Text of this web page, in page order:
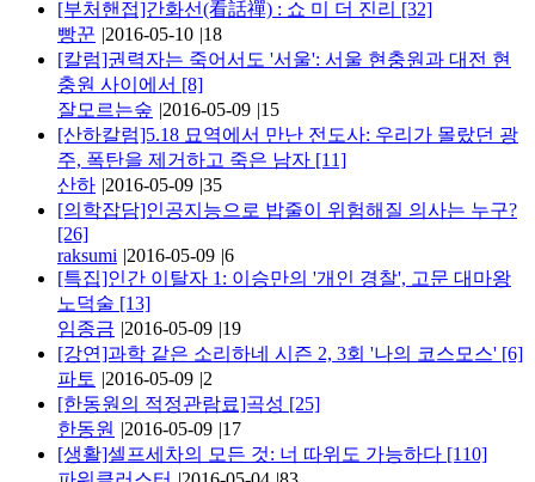
[부처핸접]간화선(看話禪) : 쇼 미 더 진리 [32]
빵꾼 |2016-05-10 |18
[칼럼]권력자는 죽어서도 '서울': 서울 현충원과 대전 현
충원 사이에서 [8]
잘모르는숲 |2016-05-09 |15
[산하칼럼]5.18 묘역에서 만난 전도사: 우리가 몰랐던 광
주, 폭탄을 제거하고 죽은 남자 [11]
산하 |2016-05-09 |35
[의학잡담]인공지능으로 밥줄이 위험해질 의사는 누구?
[26]
raksumi |2016-05-09 |6
[특집]인간 이탈자 1: 이승만의 '개인 경찰', 고문 대마왕
노덕술 [13]
임종금 |2016-05-09 |19
[강연]과학 같은 소리하네 시즌 2, 3회 '나의 코스모스' [6]
파토 |2016-05-09 |2
[한동원의 적정관람료]곡성 [25]
한동원 |2016-05-09 |17
[생활]셀프세차의 모든 것: 너 따위도 가능하다 [110]